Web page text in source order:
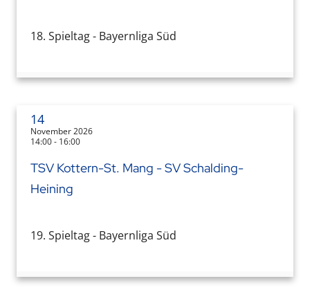
18. Spieltag - Bayernliga Süd
14
November 2026
14:00 - 16:00
TSV Kottern-St. Mang - SV Schalding-
Heining
19. Spieltag - Bayernliga Süd